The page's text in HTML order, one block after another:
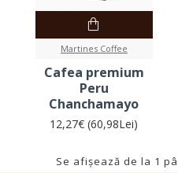
Martines Coffee
Cafea premium
Peru
Chanchamayo
12,27€ (60,98Lei)
Se afişează de la 1